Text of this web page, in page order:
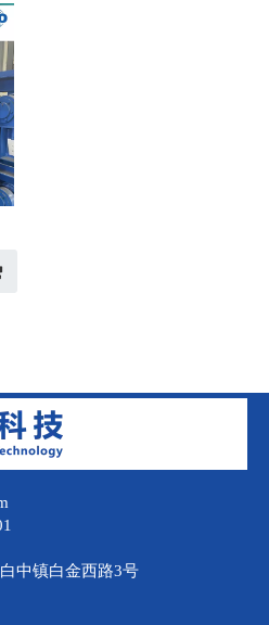
中镇白金西路3号